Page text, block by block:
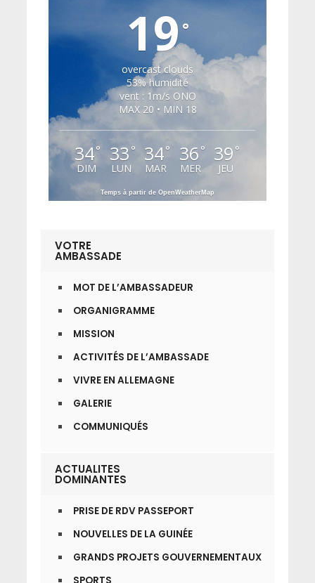
19°
overcast clouds
53% humidité
vent : 1m/s ONO
MAX 20 • MIN 18
34°
DIM
33 °
LUN
34°
MAR
36 °
MER
39 °
JEU
Temps à partir de OpenWeatherMap
VOTRE
AMBASSADE
MOT DE L’AMBASSADEUR
ORGANIGRAMME
MISSION
ACTIVITÉS DE L’AMBASSADE
VIVRE EN ALLEMAGNE
GALERIE
COMMUNIQUÉS
ACTUALITES
DOMINANTES
PRISE DE RDV PASSEPORT
NOUVELLES DE LA GUINÉE
GRANDS PROJETS GOUVERNEMENTAUX